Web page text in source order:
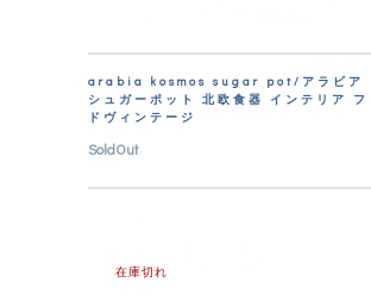
arabia kosmos sugar pot/アラビア
シュガーポット 北欧食器 インテリア フ
ドヴィンテージ
SoldOut
在庫切れ